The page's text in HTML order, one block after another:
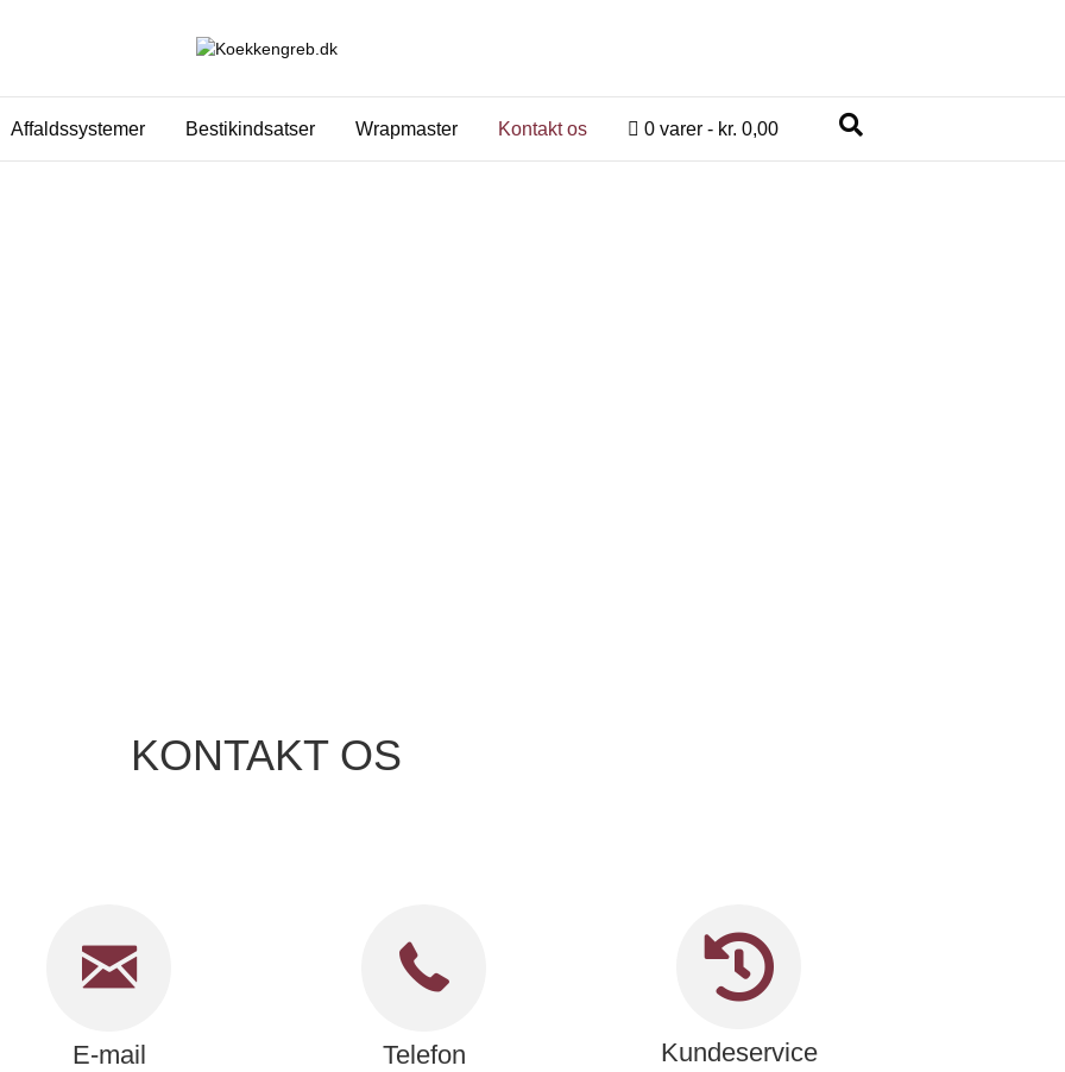
Affaldssystemer Bestikindsatser Wrapmaster Kontakt os 0 varer kr. 0,00
KONTAKT OS
E-mail Telefon Kundeservice